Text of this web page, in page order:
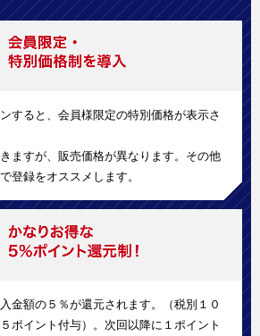
すると、会員様限定の特別価格が表示さ
ますが、販売価格が異なります。その他
登録をオススメします。
金額の５％が還元されます。（税別１０
ポイント付与）。次回以降に１ポイント